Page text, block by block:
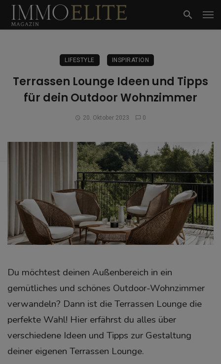
LIFESTYLE INSPIRATION
Terrassen Lounge Ideen und Tipps
für dein Outdoor Wohnzimmer
20. Oktober 2023 0
Du möchtest deinen Außenbereich in ein
gemütliches und schönes Outdoor-Wohnzimmer
verwandeln? Dann ist die Terrassen Lounge die
perfekte Wahl! Hier erfährst du alles über
verschiedene Ideen und Tipps zur Gestaltung
deiner eigenen Terrassen Lounge.